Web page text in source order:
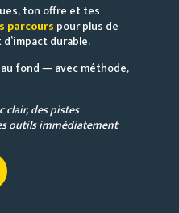
ton offre et tes
parcours pour plus de
durable.
fond — avec méthode,
clair, des pistes
outils immédiatement